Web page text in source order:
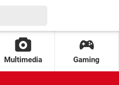
Multimedia Gaming